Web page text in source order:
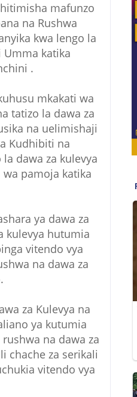
mafunzo
na Rushwa
kwa lengo la
katika
.
mkakati wa
tatizo la dawa za
na uelimishaji
Kudhibiti na
dawa za kulevya
pamoja katika
ya dawa za
kulevya hutumia
vitendo vya
na dawa za
za Kulevya na
ya kutumia
na dawa za
chache za serikali
vitendo vya